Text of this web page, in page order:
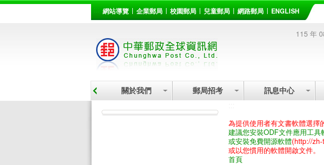
::: 網站導覽 企業郵局 校園郵局 兒童郵局 網路郵局 ENGLISH
115 年
關於我們 郵局招考 訊息中心
為提供使用者有文書軟體選擇
建議您安裝ODF文件應用工具
或安裝免費開源軟體(http://
或以您慣用的軟體開啟文件。
首頁